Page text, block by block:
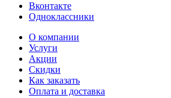
Вконтакте
Одноклассники
О компании
Услуги
Акции
Скидки
Как заказать
Оплата и доставка